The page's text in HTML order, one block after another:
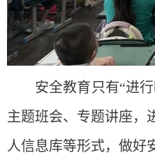
安全教育只有“进
主题班会、专题讲座，
人信息库等形式，做好